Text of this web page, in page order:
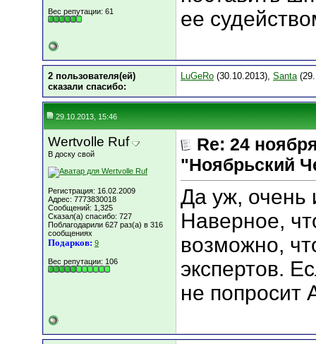
Вес репутации: 61
ее
2 пользователя(ей)
сказали cпасибо:
LuGeRo (30.10.2013), Santa
29.10.2013, 15:46
Wertvolle Ruf
В доску свой
Регистрация: 16.02.2009
Адрес: 7773830018
Сообщений: 1,325
Сказал(а) спасибо: 727
Поблагодарили 627 раз(а) в 316
сообщениях
Подарков: 9
Вес репутации: 106
Re: 24
"Ноябрьский
Да уж, очень
Наверное,
возможно,
экспертов.
не